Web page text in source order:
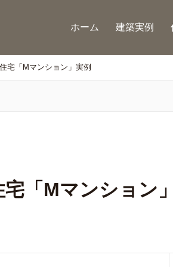
ホーム 建築実例
宅「Mマンション」実例
「Mマンション